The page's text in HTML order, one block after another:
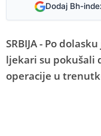
Dodaj Bh-
SRBIJA - Po
ljekari su pokušali
operacije u